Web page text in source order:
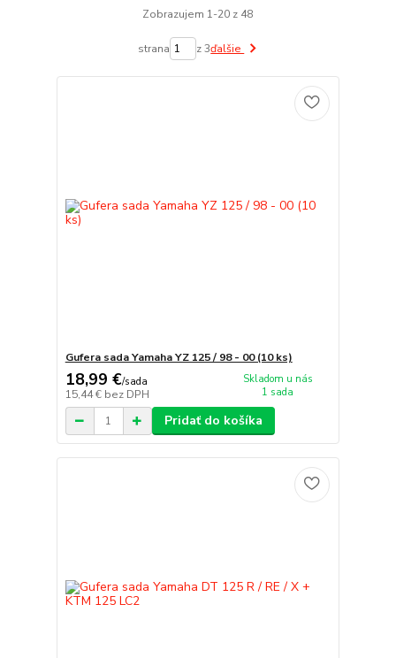
Zobrazujem 1-20 z 48
strana z 3ďalšie
Gufera sada Yamaha YZ 125 / 98 - 00 (10 ks)
18,99 €/sada
15,44 € bez DPH
Skladom u nás
1 sada
Pridať do košíka